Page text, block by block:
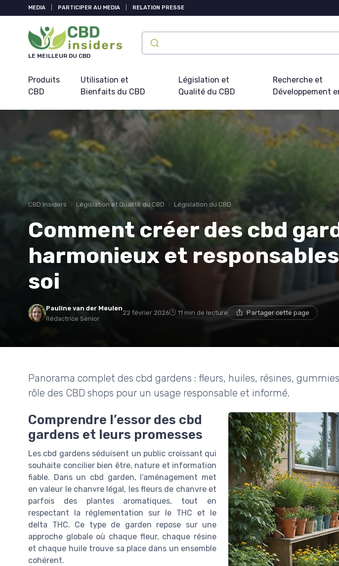
MEDIA PARTICIPER AU MEDIA RELATION PRESSE
LE MEILLEUR DU CBD
Produits
CBD
Utilisation et
Bienfaits du CBD
Législation et
Qualité du CBD
Recherche et
Développement
CBD Insiders Législation et Qualité du CBD Législation du CBD
Comment créer des cbd
harmonieux et
soi
Pauline van der Meulen
Rédactrice Senior
22 février 2026 11 min de lecture Partager cette page
Panorama complet des cbd gardens : fleurs, huiles, résines,
rôle des CBD shops pour un usage responsable et informé.
Comprendre l’essor des cbd
gardens et leurs promesses
Les cbd gardens séduisent un public croissant qui
souhaite concilier bien être, nature et information
fiable. Dans un cbd garden, l’aménagement met
en valeur le chanvre légal, les fleurs de chanvre et
parfois des plantes aromatiques, tout en
respectant la réglementation sur le THC et le
delta THC. Ce type de garden repose sur une
approche globale où chaque fleur, chaque résine
et chaque huile trouve sa place dans un ensemble
cohérent.
Panneau de gestion des cookies